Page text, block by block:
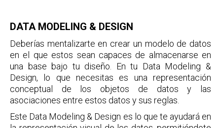
DATA MODELING & DESIGN
Deberías mentalizarte en crear un modelo de datos
en el que estos sean capaces de almacenarse en
una base bajo tu diseño. En tu Data Modeling &
Design, lo que necesitas es una representación
conceptual de los objetos de datos y las
asociaciones entre estos datos y sus reglas.
Este Data Modeling & Design es lo que te ayudará en